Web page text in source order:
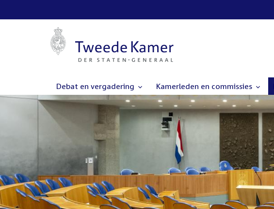
Debat en vergadering Kamerleden en commissies